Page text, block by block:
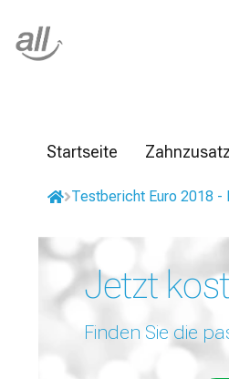
Startseite
Testbericht Euro 2018 -
Jetzt
Finden Sie die